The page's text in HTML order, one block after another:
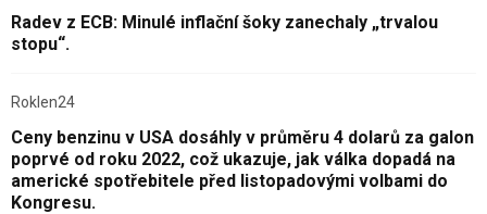
Radev z ECB: Minulé inflační šoky zanechaly „trvalou
stopu“.
Roklen24
Ceny benzinu v USA dosáhly v průměru 4 dolarů za galon
poprvé od roku 2022, což ukazuje, jak válka dopadá na
americké spotřebitele před listopadovými volbami do
Kongresu.